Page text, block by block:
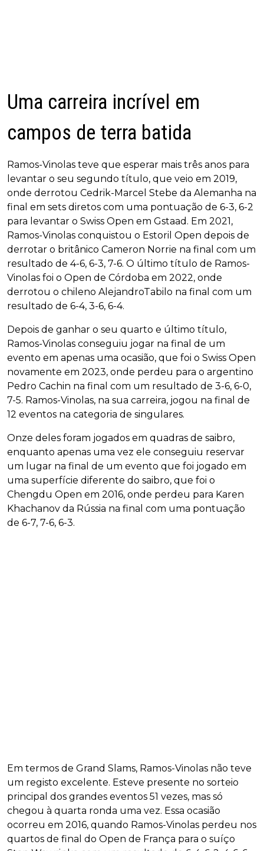
Uma carreira incrível em
campos de terra batida
Ramos-Vinolas teve que esperar mais três anos para
levantar o seu segundo título, que veio em 2019,
onde derrotou Cedrik-Marcel Stebe da Alemanha na
final em sets diretos com uma pontuação de 6-3, 6-2
para levantar o Swiss Open em Gstaad. Em 2021,
Ramos-Vinolas conquistou o Estoril Open depois de
derrotar o britânico Cameron Norrie na final com um
resultado de 4-6, 6-3, 7-6. O último título de Ramos-
Vinolas foi o Open de Córdoba em 2022, onde
derrotou o chileno AlejandroTabilo na final com um
resultado de 6-4, 3-6, 6-4.
Depois de ganhar o seu quarto e último título,
Ramos-Vinolas conseguiu jogar na final de um
evento em apenas uma ocasião, que foi o Swiss Open
novamente em 2023, onde perdeu para o argentino
Pedro Cachin na final com um resultado de 3-6, 6-0,
7-5. Ramos-Vinolas, na sua carreira, jogou na final de
12 eventos na categoria de singulares.
Onze deles foram jogados em quadras de saibro,
enquanto apenas uma vez ele conseguiu reservar
um lugar na final de um evento que foi jogado em
uma superfície diferente do saibro, que foi o
Chengdu Open em 2016, onde perdeu para Karen
Khachanov da Rússia na final com uma pontuação
de 6-7, 7-6, 6-3.
Em termos de Grand Slams, Ramos-Vinolas não teve
um registo excelente. Esteve presente no sorteio
principal dos grandes eventos 51 vezes, mas só
chegou à quarta ronda uma vez. Essa ocasião
ocorreu em 2016, quando Ramos-Vinolas perdeu nos
quartos de final do Open de França para o suíço